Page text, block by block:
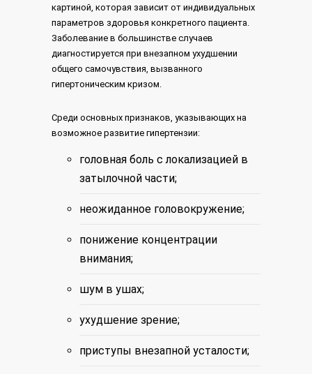
картиной, которая зависит от индивидуальных
параметров здоровья конкретного пациента.
Заболевание в большинстве случаев
диагностируется при внезапном ухудшении
общего самочувствия, вызванного
гипертоническим кризом.
Среди основных признаков, указывающих на
возможное развитие гипертензии:
головная боль с локализацией в
затылочной части;
неожиданное головокружение;
понижение концентрации
внимания;
шум в ушах;
ухудшение зрение;
приступы внезапной усталости;